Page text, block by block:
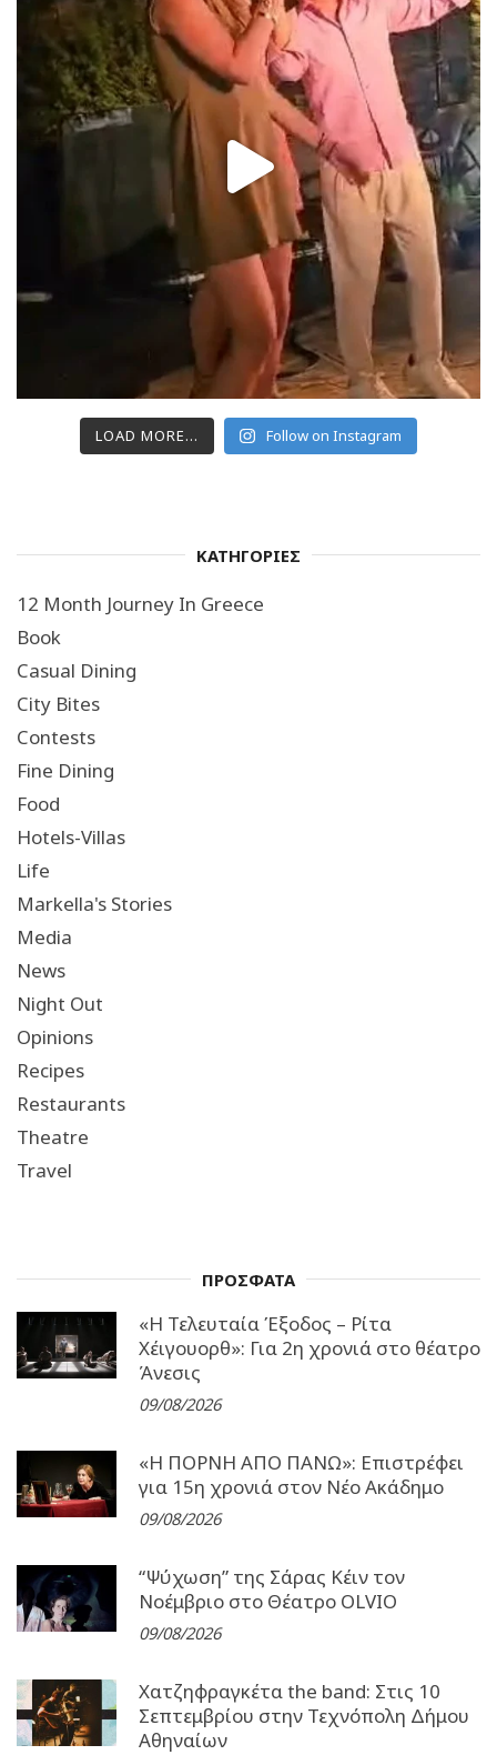
LOAD MORE... Follow on Instagram
ΚΑΤΗΓΟΡΙΕΣ
12 Month Journey In Greece
Book
Casual Dining
City Bites
Contests
Fine Dining
Food
Hotels-Villas
Life
Markella's Stories
Media
News
Night Out
Opinions
Recipes
Restaurants
Theatre
Travel
ΠΡΟΣΦΑΤΑ
«Η Τελευταία Έξοδος – Ρίτα
Χέιγουορθ»: Για 2η χρονιά στο θέατρο
Άνεσις
09/08/2026
«Η ΠΟΡΝΗ ΑΠΟ ΠΑΝΩ»: Επιστρέφει
για 15η χρονιά στον Νέο Ακάδημο
09/08/2026
“Ψύχωση” της Σάρας Κέιν τον
Νοέμβριο στο Θέατρο OLVIO
09/08/2026
Χατζηφραγκέτα the band: Στις 10
Σεπτεμβρίου στην Τεχνόπολη Δήμου
Αθηναίων